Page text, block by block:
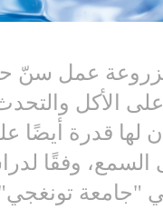
عمل سنّ
الأكل
لها قدرة أيضًا
وفقًا
في "جامعة